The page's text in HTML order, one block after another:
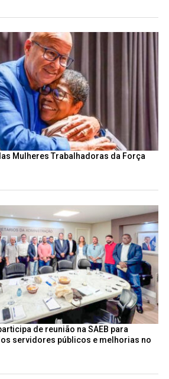
Mulheres Trabalhadoras da Força
de reunião na SAEB para
servidores públicos e melhorias no